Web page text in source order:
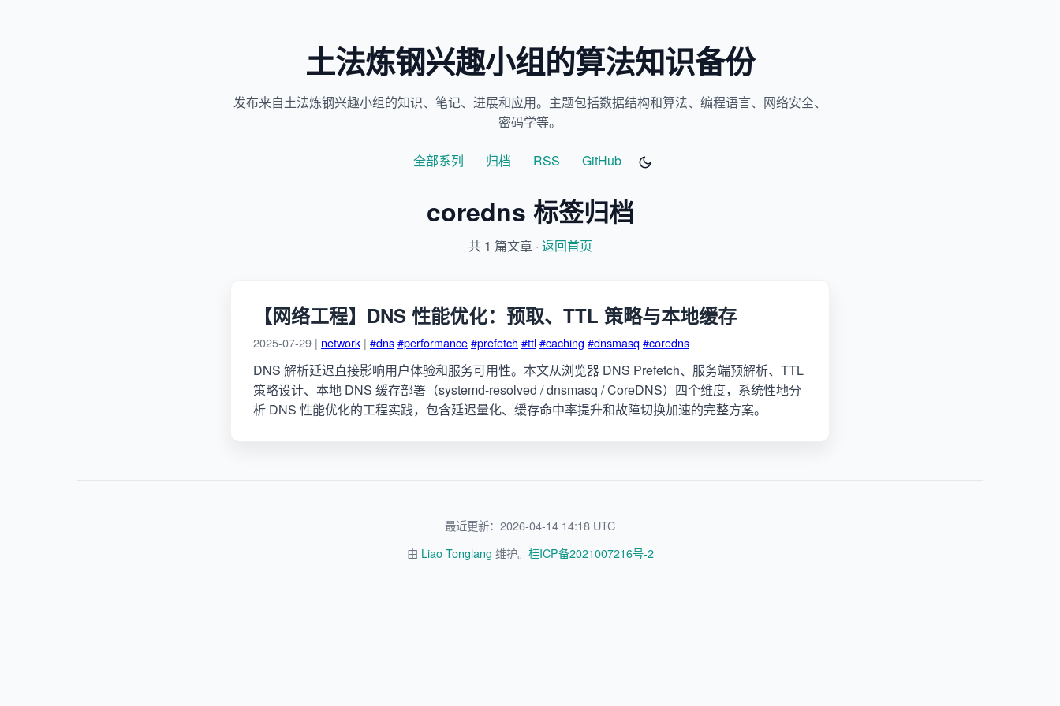
土法炼钢兴趣小组的算法知识备份
发布来自土法炼钢兴趣小组的知识、笔记、进展和应用。主题包括数据结构和算法、编程语言、网络安全、
密码学等。
全部系列 归档 RSS GitHub
coredns 标签归档
共 1 篇文章 · 返回首页
【网络工程】DNS 性能优化：预取、TTL 策略与本地缓存
2025-07-29 | network | #dns#performance#prefetch #ttl#caching #dnsmasq#coredns
DNS 解析延迟直接影响用户体验和服务可用性。本文从浏览器 DNS Prefetch、服务端预解析、TTL
策略设计、本地 DNS 缓存部署（systemd-resolved / dnsmasq / CoreDNS）四个维度，系统性地分
析 DNS 性能优化的工程实践，包含延迟量化、缓存命中率提升和故障切换加速的完整方案。
最近更新：2026-04-14 14:18 UTC
由 Liao Tonglang 维护。 桂ICP备2021007216号-2